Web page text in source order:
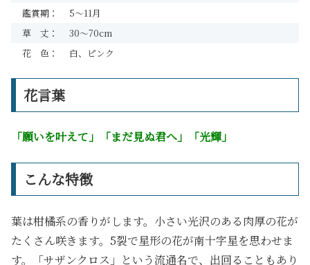
鑑賞期：
5～11月
草 丈：
30～70cm
花 色：
白、ピンク
花言葉
「願いを叶えて」「まだ見ぬ君へ」「光輝」
こんな特徴
葉は柑橘系の香りがします。小さい光沢のある肉厚の花が
たくさん咲きます。5裂で星形の花が南十字星を思わせま
す。「サザンクロス」という流通名で、出回ることもあり